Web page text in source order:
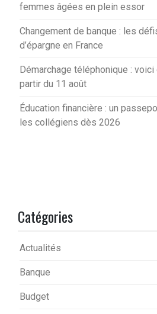
femmes âgées en plein essor
Changement de banque : les
d’épargne en France
Démarchage téléphonique : voici
partir du 11 août
Éducation financière : un
les collégiens dès 2026
Catégories
Actualités
Banque
Budget